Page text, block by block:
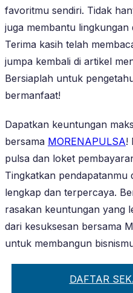
favoritmu sendiri. Tidak
juga membantu lingkungan
Terima kasih telah
jumpa kembali di artikel
Bersiaplah untuk
bermanfaat!
Dapatkan keuntungan
bersama MORENAPULSA!
pulsa dan loket
Tingkatkan pendapatanmu
lengkap dan terpercaya.
rasakan keuntungan yang
dari kesuksesan bersama
untuk membangun
DAFTAR